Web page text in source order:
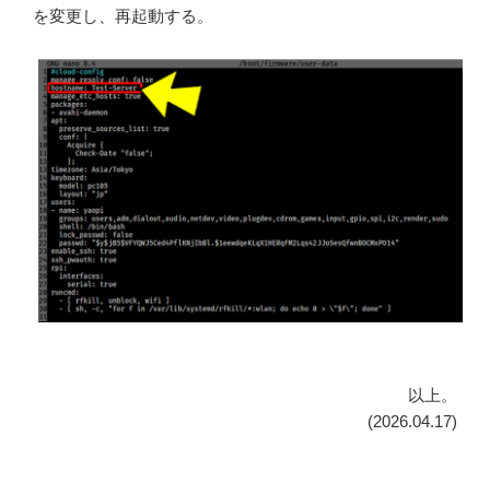
を変更し、再起動する。
以上。
(2026.04.17)